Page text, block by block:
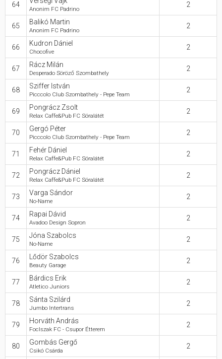
64
Anonim FC Padrino
2
65 Balikó Martin
Anonim FC Padrino
2
66 Kudron Dániel
Chocofive
2
67 Rácz Milán
Desperado Söröző Szombathely
2
68 Sziffer István
Picccolo Club Szombathely - Pepe Team
2
69 Pongrácz Zsolt
Relax Caffe&Pub FC Söralátét
2
70 Gergó Péter
Picccolo Club Szombathely - Pepe Team
2
71 Fehér Dániel
Relax Caffe&Pub FC Söralátét
2
72 Pongrácz Dániel
Relax Caffe&Pub FC Söralátét
2
73 Varga Sándor
No-Name
2
74 Rapai Dávid
Avadoo Design Sopron
2
75 Jóna Szabolcs
No-Name
2
76 Lődör Szabolcs
Beauty Garage
2
77 Bárdics Erik
Atletico Juniors
2
78 Sánta Szilárd
Jumbo Intertrans
2
79 Horváth András
FocIszak FC - Csupor Étterem
2
80 Gombás Gergő
Csikó Csárda
2